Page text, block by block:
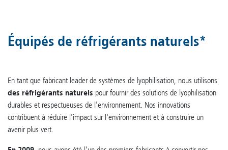
Équipés de réfrigérants naturels*
En tant que fabricant leader de systèmes de lyophilisation, nous utilisons
des réfrigérants naturels pour fournir des solutions de lyophilisation
durables et respectueuses de l'environnement. Nos innovations
contribuent à réduire l'impact sur l'environnement et à construire un
avenir plus vert.